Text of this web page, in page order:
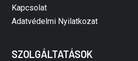
Kapcsolat
Adatvédelmi Nyilatkozat
SZOLGÁLTATÁSOK